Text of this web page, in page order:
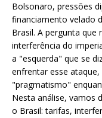
Bolsonaro, pressões
financiamento velado
Brasil. A pergunta que
interferência do
a "esquerda" que se
enfrentar esse
"pragmatismo"
Nesta análise, vamos
o Brasil: tarifas,